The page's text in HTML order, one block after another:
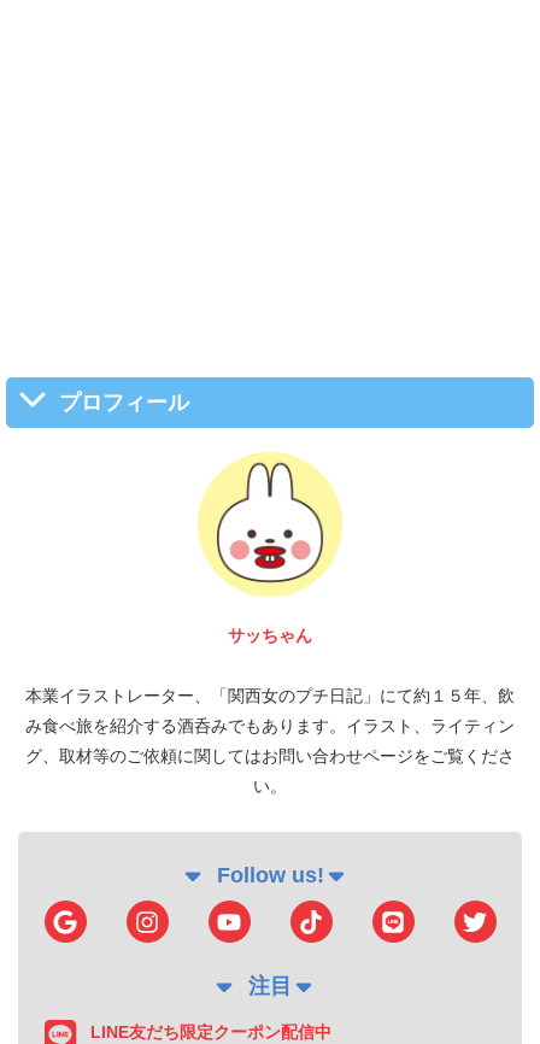
プロフィール
サッちゃん
本業イラストレーター、「関西女のプチ日記」にて約１５年、飲
み食べ旅を紹介する酒呑みでもあります。イラスト、ライティン
グ、取材等のご依頼に関してはお問い合わせページをご覧くださ
い。
Follow us!
注目
LINE友だち限定クーポン配信中